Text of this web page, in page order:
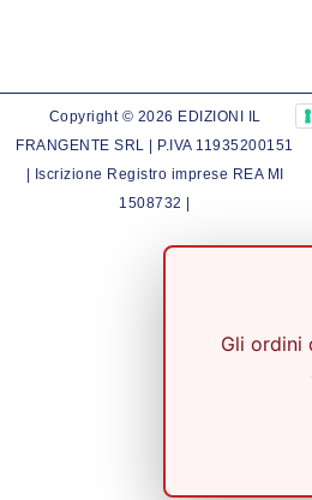
Copyright © 2026 EDIZIONI IL
FRANGENTE SRL | P.IVA 11935200151
| Iscrizione Registro imprese REA MI
1508732 |
Gli ordini